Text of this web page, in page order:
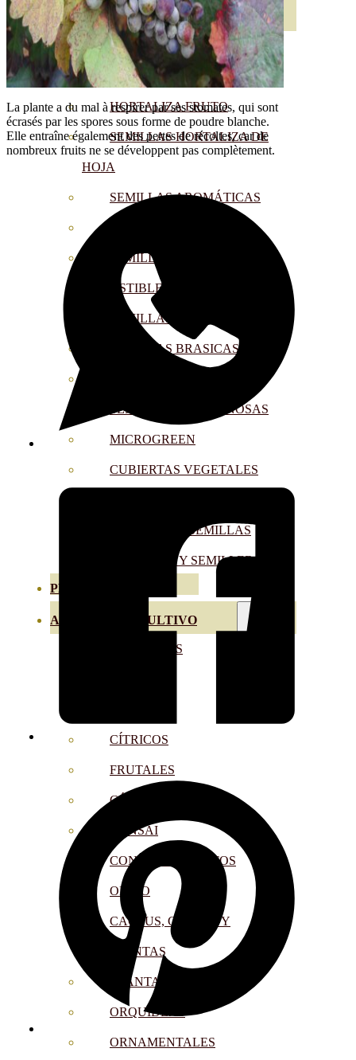
SEMILLAS
VER TODAS
BIODINÁMICAS DEMETER
HORTALIZA FRUTO
SEMILLAS HORTALIZA DE
HOJA
SEMILLAS AROMÁTICAS
SEMILLAS FLORES
COMESTIBLES
SEMILLAS TRADICIONALES
SEMILLAS BRASICAS
SEMILLAS LEGUMINOSAS
MICROGREEN
CUBIERTAS VEGETALES
BOMBAS DE SEMILLAS
BANDEJAS Y SEMILLEROS
PROFESIONALES
ABONOS POR CULTIVO
VER TODOS
CÍTRICOS
FRUTALES
CÉSPED
BONSAI
CONÍFERAS Y SETOS
OLIVO
CACTUS, CRASAS Y
SUCULENTAS
PLANTAS DE INTERIOR
ORQUIDEAS
ORNAMENTALES
La plante a du mal à respirer par ses stomates, qui sont
écrasés par les spores sous forme de poudre blanche.
Elle entraîne également des pertes de récoltes, car de
nombreux fruits ne se développent pas complètement.